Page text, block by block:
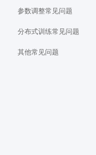
参数调整常见问题
分布式训练常见问题
其他常见问题